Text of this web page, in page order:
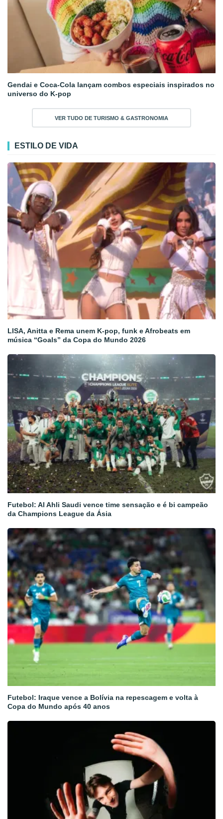
Gendai e Coca-Cola lançam combos especiais inspirados no
universo do K-pop
VER TUDO DE TURISMO & GASTRONOMIA
ESTILO DE VIDA
LISA, Anitta e Rema unem K-pop, funk e Afrobeats em
música “Goals” da Copa do Mundo 2026
Futebol: Al Ahli Saudi vence time sensação e é bi campeão
da Champions League da Ásia
Futebol: Iraque vence a Bolívia na repescagem e volta à
Copa do Mundo após 40 anos